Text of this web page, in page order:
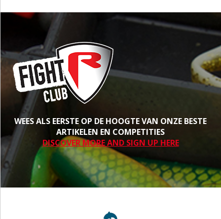
WEES ALS EERSTE OP DE HOOGTE VAN ONZE BESTE
ARTIKELEN EN COMPETITIES
DISCOVER MORE AND SIGN UP HERE